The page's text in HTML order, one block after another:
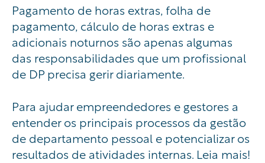
Pagamento de horas extras, folha de
pagamento, cálculo de horas extras e
adicionais noturnos são apenas algumas
das responsabilidades que um profissional
de DP precisa gerir diariamente.
Para ajudar empreendedores e gestores a
entender os principais processos da gestão
de departamento pessoal e potencializar os
resultados de atividades internas. Leia mais!